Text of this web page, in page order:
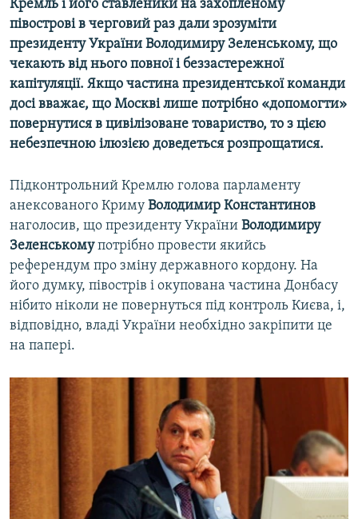
Кремль і його ставленики на захопленому
півострові в черговий раз дали зрозуміти
президенту України Володимиру Зеленському, що
чекають від нього повної і беззастережної
капітуляції. Якщо частина президентської команди
досі вважає, що Москві лише потрібно «допомогти»
повернутися в цивілізоване товариство, то з цією
небезпечною ілюзією доведеться розпрощатися.
Підконтрольний Кремлю голова парламенту
анексованого Криму Володимир Константинов
наголосив, що президенту України Володимиру
Зеленськомупотрібно провести якийсь
референдум про зміну державного кордону. На
його думку, півострів і окупована частина Донбасу
нібито ніколи не повернуться під контроль Києва, і,
відповідно, владі України необхідно закріпити це
на папері.